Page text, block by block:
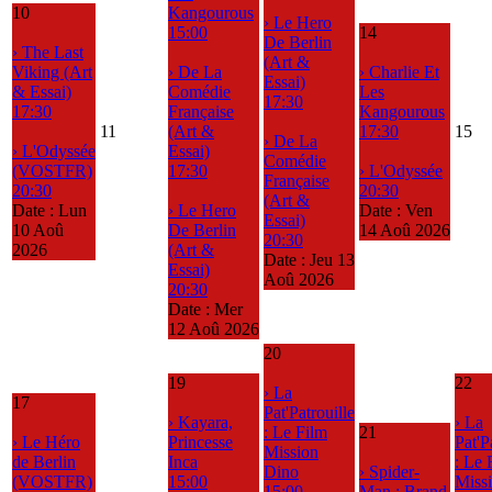
10
› The Last
Viking (Art
& Essai)
17:30
› L'Odyssée
(VOSTFR)
20:30
Date : Lun
10 Aoû
2026
11
Kangourous
15:00
› De La
Comédie
Française
(Art &
Essai)
17:30
› Le Hero
De Berlin
(Art &
Essai)
20:30
Date : Mer
12 Aoû 2026
› Le Hero
De Berlin
(Art &
Essai)
17:30
› De La
Comédie
Française
(Art &
Essai)
20:30
Date : Jeu 13
Aoû 2026
14
› Charlie Et
Les
Kangourous
17:30
› L'Odyssée
20:30
Date : Ven
14 Aoû 2026
15
17
› Le Héro
de Berlin
(VOSTFR)
19
› Kayara,
Princesse
Inca
15:00
20
› La
Pat'Patrouille
: Le Film
Mission
Dino
21
› Spider-
22
› La
: Le